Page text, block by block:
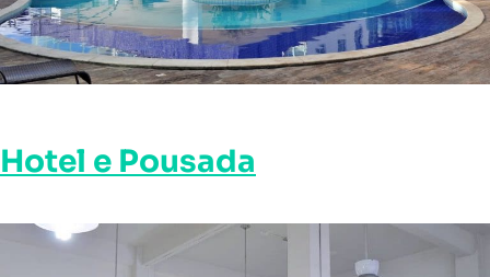
Hotel e Pousada